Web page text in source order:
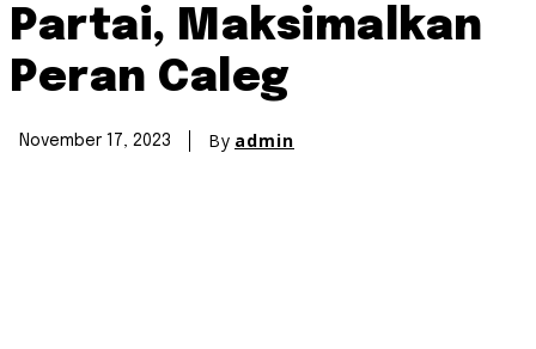
Partai, Maksimalkan
Peran Caleg
November 17, 2023 By admin